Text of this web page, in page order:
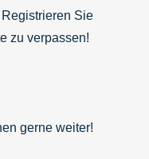
Sie
zu verpassen!
gerne weiter!